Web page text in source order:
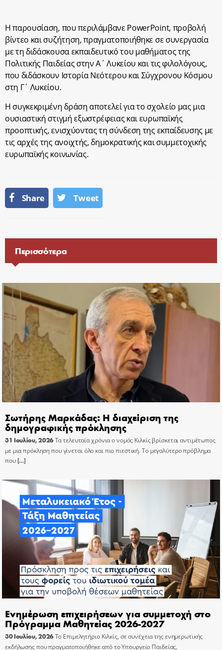
Η παρουσίαση, που περιλάμβανε PowerPoint, προβολή
βίντεο και συζήτηση,πραγματοποιήθηκε σε συνεργασία
με τη διδάσκουσα εκπαιδευτικό του μαθήματοςτης
Πολιτικής Παιδείας στην Α΄ Λυκείου και τις φιλολόγους,
που διδάσκουν Ιστορία Νεότερου και Σύγχρονου Κόσμου
στη Γ΄ Λυκείου.
Η συγκεκριμένη δράση αποτελεί για το σχολείο μας μια
ουσιαστική στιγμή εξωστρέφειας και ευρωπαϊκής
προοπτικής, ενισχύοντας τη σύνδεση της εκπαίδευσης με
τις αρχές της ανοιχτής, δημοκρατικής και συμμετοχικής
ευρωπαϊκής κοινωνίας.
Share Tweet
Περισσότερα
Σωτήρης Μαρκάδας: Η διαχείριση της
δημογραφικής πρόκλησης
31 Ιουλίου, 2026Τα τελευταία χρόνια ο νομός Κιλκίς βρίσκεται αντιμέτωπος
με μια πρόκληση που γίνεται όλο και πιο πιεστική. Το μεγαλύτερο πρόβλημα
που[…]
Ενημέρωση επιχειρήσεων για συμμετοχή στο
Πρόγραμμα Μαθητείας 2026-2027
30 Ιουλίου, 2026Το Επιμελητήριο Κιλκίς, σε συνέχεια της ενημερωτικής
εκδήλωσης που πραγματοποιήθηκε από το Υπουργείο Παιδείας,